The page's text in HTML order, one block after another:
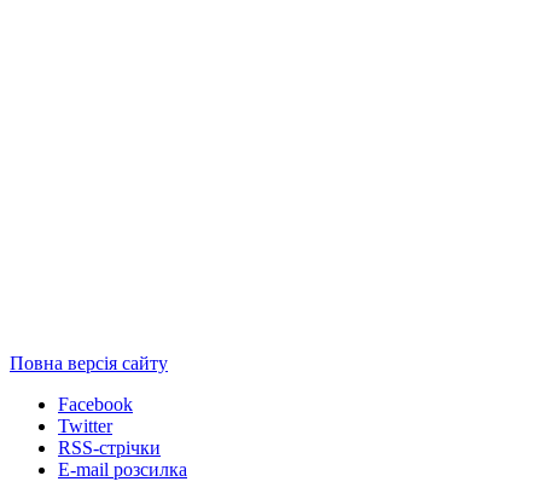
Повна версія сайту
Facebook
Twitter
RSS-стрічки
E-mail розсилка